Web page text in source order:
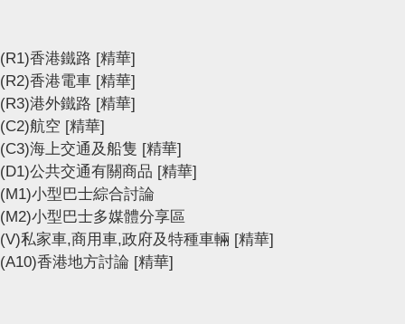
(R1)香港鐵路 [精華]
(R2)香港電車 [精華]
(R3)港外鐵路 [精華]
(C2)航空 [精華]
(C3)海上交通及船隻 [精華]
(D1)公共交通有關商品 [精華]
(M1)小型巴士綜合討論
(M2)小型巴士多媒體分享區
(V)私家車,商用車,政府及特種車輛 [精華]
(A10)香港地方討論 [精華]